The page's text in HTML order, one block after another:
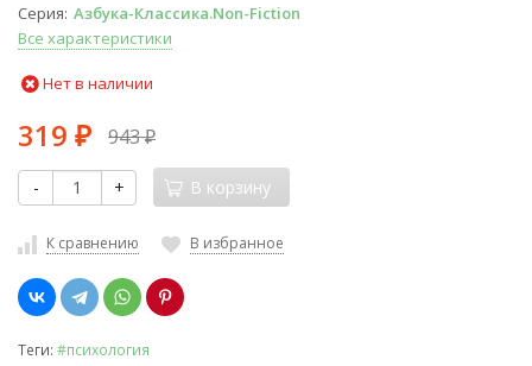
Серия Азбука-Классика.Non-Fiction
Все характеристики
Нет в наличии
319 ₽ 943₽
- + В корзину
К сравнению В избранное
Теги: #психология